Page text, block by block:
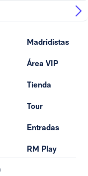
Madridistas
Área VIP
Tienda
Tour
Entradas
RM Play